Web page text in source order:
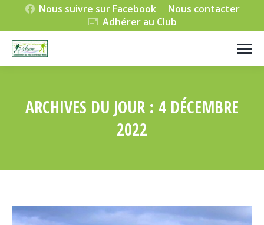
Nous suivre sur Facebook
Nous contacter
Adhérer au Club
ARCHIVES DU JOUR : 4 DÉCEMBRE
2022